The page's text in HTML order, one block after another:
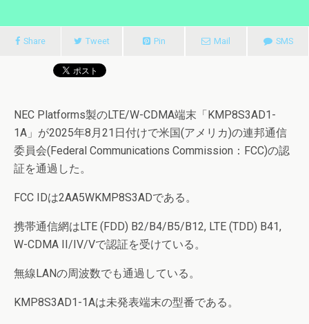
Share Tweet Pin Mail SMS
NEC Platforms製のLTE/W-CDMA端末「KMP8S3AD1-
1A」が2025年8月21日付けで米国(アメリカ)の連邦通信
委員会(Federal Communications Commission：FCC)の認
証を通過した。
FCC IDは2AA5WKMP8S3ADである。
携帯通信網はLTE (FDD) B2/B4/B5/B12, LTE (TDD) B41,
W-CDMA II/IV/Vで認証を受けている。
無線LANの周波数でも通過している。
KMP8S3AD1-1Aは未発表端末の型番である。